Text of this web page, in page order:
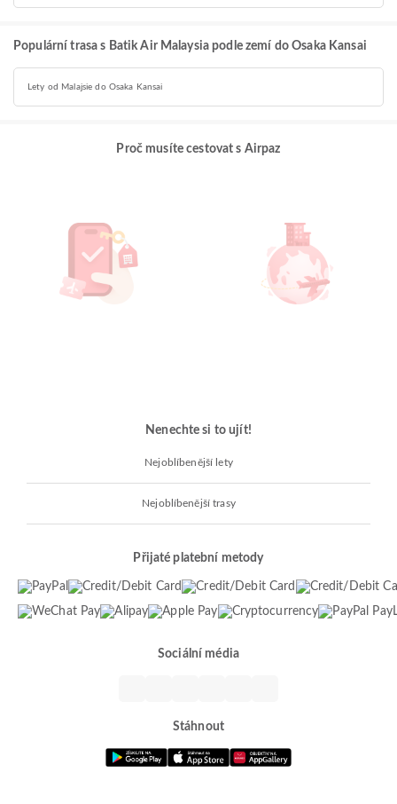
Populární trasa s Batik Air Malaysia podle zemí do Osaka Kansai
Lety od Malajsie do Osaka Kansai
Proč musíte cestovat s Airpaz
Nenechte si to ujít!
Nejoblíbenější lety
Nejoblíbenější trasy
Přijaté platební metody
Sociální média
Stáhnout